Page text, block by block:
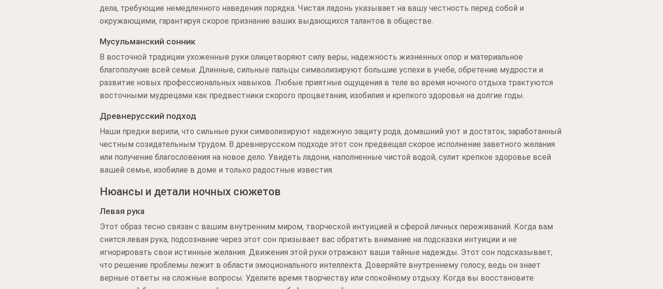
дела, требующие немедленного наведения порядка. Чистая ладонь указывает на вашу честность перед собой и
окружающими, гарантируя скорое признание ваших выдающихся талантов в обществе.
Мусульманский сонник
В восточной традиции ухоженные руки олицетворяют силу веры, надежность жизненных опор и материальное
благополучие всей семьи. Длинные, сильные пальцы символизируют большие успехи в учебе, обретение мудрости и
развитие новых профессиональных навыков. Любые приятные ощущения в теле во время ночного отдыха трактуются
восточными мудрецами как предвестники скорого процветания, изобилия и крепкого здоровья на долгие годы.
Древнерусский подход
Наши предки верили, что сильные руки символизируют надежную защиту рода, домашний уют и достаток, заработанный
честным созидательным трудом. В древнерусском подходе этот сон предвещал скорое исполнение заветного желания
или получение благословения на новое дело. Увидеть ладони, наполненные чистой водой, сулит крепкое здоровье всей
вашей семье, изобилие в доме и только радостные известия.
Нюансы и детали ночных сюжетов
Левая рука
Этот образ тесно связан с вашим внутренним миром, творческой интуицией и сферой личных переживаний. Когда вам
снится левая рука, подсознание через этот сон призывает вас обратить внимание на подсказки интуиции и не
игнорировать свои истинные желания. Движения этой руки отражают ваши тайные надежды. Этот сон подсказывает,
что решение проблемы лежит в области эмоционального интеллекта. Доверяйте внутреннему голосу, ведь он знает
верные ответы на сложные вопросы. Уделите время творчеству или спокойному отдыху. Когда вы восстановите